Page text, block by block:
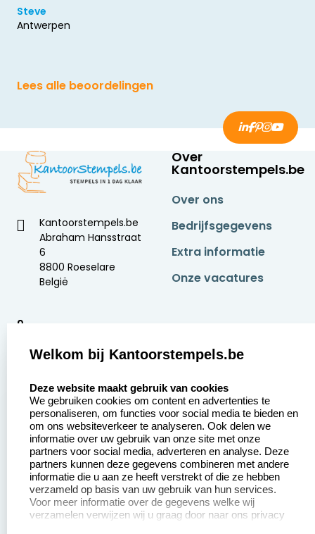
Steve
Antwerpen
Lees alle beoordelingen
Kantoorstempels.be
Abraham Hansstraat
6
8800 Roeselare
België
9
Over
Kantoorstempels.be
Over ons
Bedrijfsgegevens
Extra informatie
Onze vacatures
Aanvraag op maat
Betaling &
Verzending
Wederverkoper
worden
Contact opnemen
Veel gestelde vragen
Retourneren
Herroepingsrecht
Welkom bij Kantoorstempels.be
Deze website maakt gebruik van cookies
We gebruiken cookies om content en advertenties te
personaliseren, om functies voor social media te bieden en
om ons websiteverkeer te analyseren. Ook delen we
informatie over uw gebruik van onze site met onze
partners voor social media, adverteren en analyse. Deze
partners kunnen deze gegevens combineren met andere
informatie die u aan ze heeft verstrekt of die ze hebben
verzameld op basis van uw gebruik van hun services.
Voor meer informatie over de gegevens welke wij
verzamelen verwijzen wij u graag door naar ons privacy